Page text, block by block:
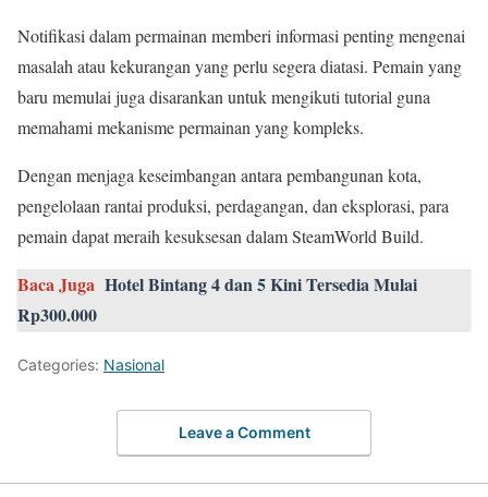
Notifikasi dalam permainan memberi informasi penting mengenai
masalah atau kekurangan yang perlu segera diatasi. Pemain yang
baru memulai juga disarankan untuk mengikuti tutorial guna
memahami mekanisme permainan yang kompleks.
Dengan menjaga keseimbangan antara pembangunan kota,
pengelolaan rantai produksi, perdagangan, dan eksplorasi, para
pemain dapat meraih kesuksesan dalam SteamWorld Build.
Baca Juga Hotel Bintang 4 dan 5 Kini Tersedia Mulai
Rp300.000
Categories: Nasional
Leave a Comment